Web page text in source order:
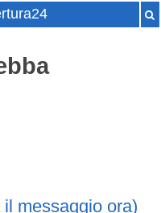
il messaggio ora)